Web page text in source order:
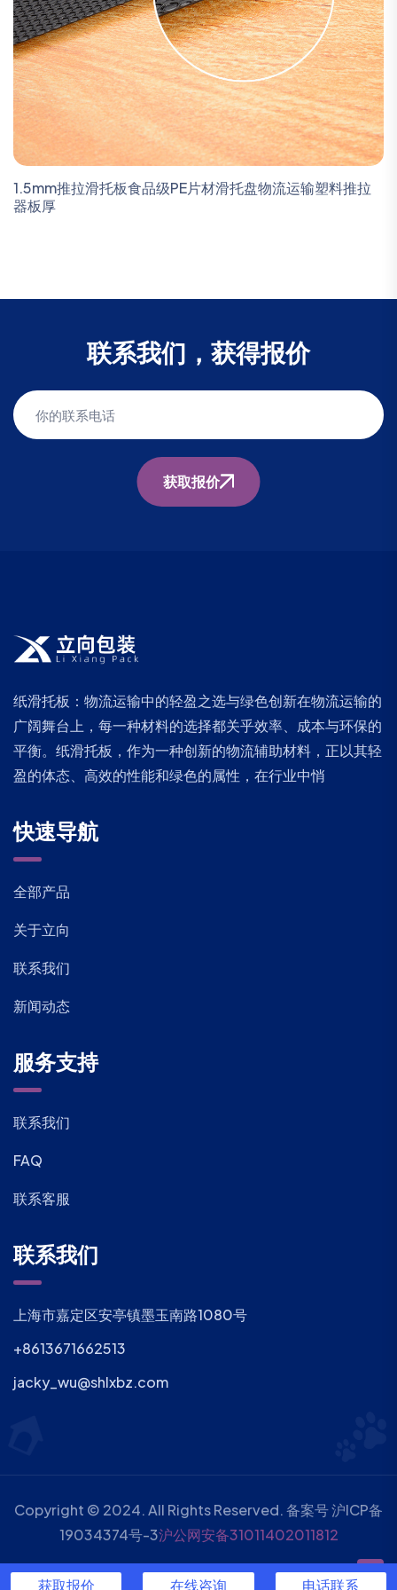
1.5mm推拉滑托板食品级PE片材滑托盘物流运输塑料推拉
器板厚
联系我们，获得报价
获取报价
纸滑托板：物流运输中的轻盈之选与绿色创新在物流运输的
广阔舞台上，每一种材料的选择都关乎效率、成本与环保的
平衡。纸滑托板，作为一种创新的物流辅助材料，正以其轻
盈的体态、高效的性能和绿色的属性，在行业中悄
快速导航
全部产品
关于立向
联系我们
新闻动态
服务支持
联系我们
FAQ
联系客服
联系我们
上海市嘉定区安亭镇墨玉南路1080号
+8613671662513
jacky_wu@shlxbz.com
Copyright © 2024. All Rights Reserved. 备案号沪ICP备
19034374号-3沪公网安备31011402011812
TAG标签
获取报价 在线咨询 电话联系